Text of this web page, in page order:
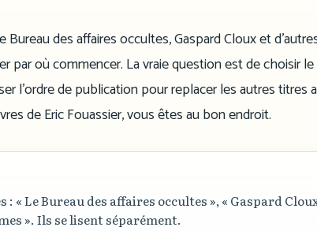
des affaires occultes, Gaspard Cloux et
par où commencer. La vraie question est de choisir
l’ordre de publication pour replacer les autres titres
de Eric Fouassier, vous êtes au bon endroit.
: « Le Bureau des affaires occultes »,« Gaspard
». Ils se lisent séparément.